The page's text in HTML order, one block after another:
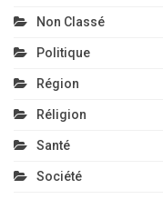
Non Classé
Politique
Région
Réligion
Santé
Société